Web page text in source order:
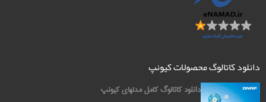
دانلود کاتالوگ محصولات کیونپ
دانلود کاتالوگ کامل مدلهای کیونپ